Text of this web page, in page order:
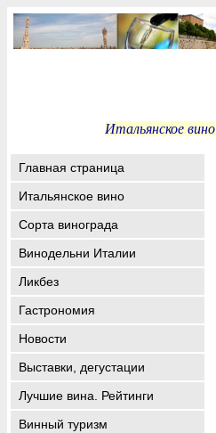
Итальянское вино
Главная страница
Итальянское вино
Сорта винограда
Винодельни Италии
Ликбез
Гастрономия
Новости
Выставки, дегустации
Лучшие вина. Рейтинги
Винный туризм